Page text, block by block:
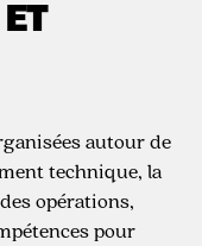
autour de
technique, la
opérations,
pour